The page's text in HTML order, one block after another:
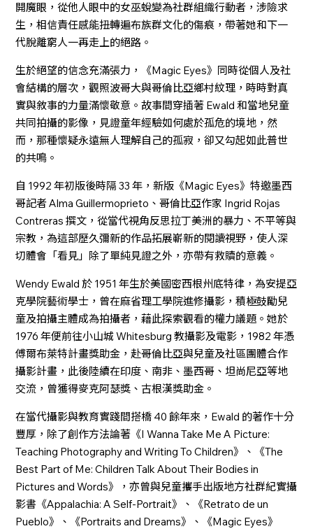
開魔眼，從他人眼中的女巫蛻變為社群組織行動者，涉險求
生，相信責任感能扭轉遍布族群文化的傷痕，帶著她和下一
代脫離窮人一再走上的絕路。
生於絕望的信念充滿張力，《Magic Eyes》同時從個人及社
會結構的層次，觀照波哥大與哥倫比亞鄉村紋理，時時對真
實與敘事的力量滿懷敬意。故事間穿插著 Ewald 和當地兒童
共同拍攝的影像，見證童年經驗如何處於孤危的境地，然
而，那種懷疑永遠無人理解自己的孤寂，卻又勾起如此普世
的共鳴。
自 1992 年初版後時隔 33 年，新版《Magic Eyes》特邀墨西
哥記者 Alma Guillermoprieto、哥倫比亞作家 Ingrid Rojas
Contreras 撰文，從當代視角反思拉丁美洲的暴力、不平等與
宗教，為這部歷久彌新的作品拓展嶄新的閱讀視野，使人深
切體會「看見」除了單純見證之外，亦帶有救贖的意義。
Wendy Ewald 於 1951 年生於美國密西根州底特律，為安提亞
克學院藝術學士，曾在麻省理工學院進修攝影，積極鼓勵兒
童及拍攝主體成為拍攝者，藉此探索觀看的權力議題。她於
1976 年便前往小山城 Whitesburg 教攝影及電影，1982 年憑
傅爾布萊特計畫獎助金，赴哥倫比亞與兒童及社區團體合作
攝影計畫，此後陸續在印度、南非、墨西哥、坦尚尼亞等地
交流，曾獲得麥克阿瑟獎、古根漢獎助金。
在當代攝影與教育實踐間搭橋 40 餘年來，Ewald 的著作十分
豐厚，除了創作方法論著《I Wanna Take Me A Picture:
Teaching Photography and Writing To Children》、《The
Best Part of Me: Children Talk About Their Bodies in
Pictures and Words》，亦曾與兒童攜手出版地方社群紀實攝
影書《Appalachia: A Self-Portrait》、《Retrato de un
Pueblo》、《Portraits and Dreams》、《Magic Eyes》